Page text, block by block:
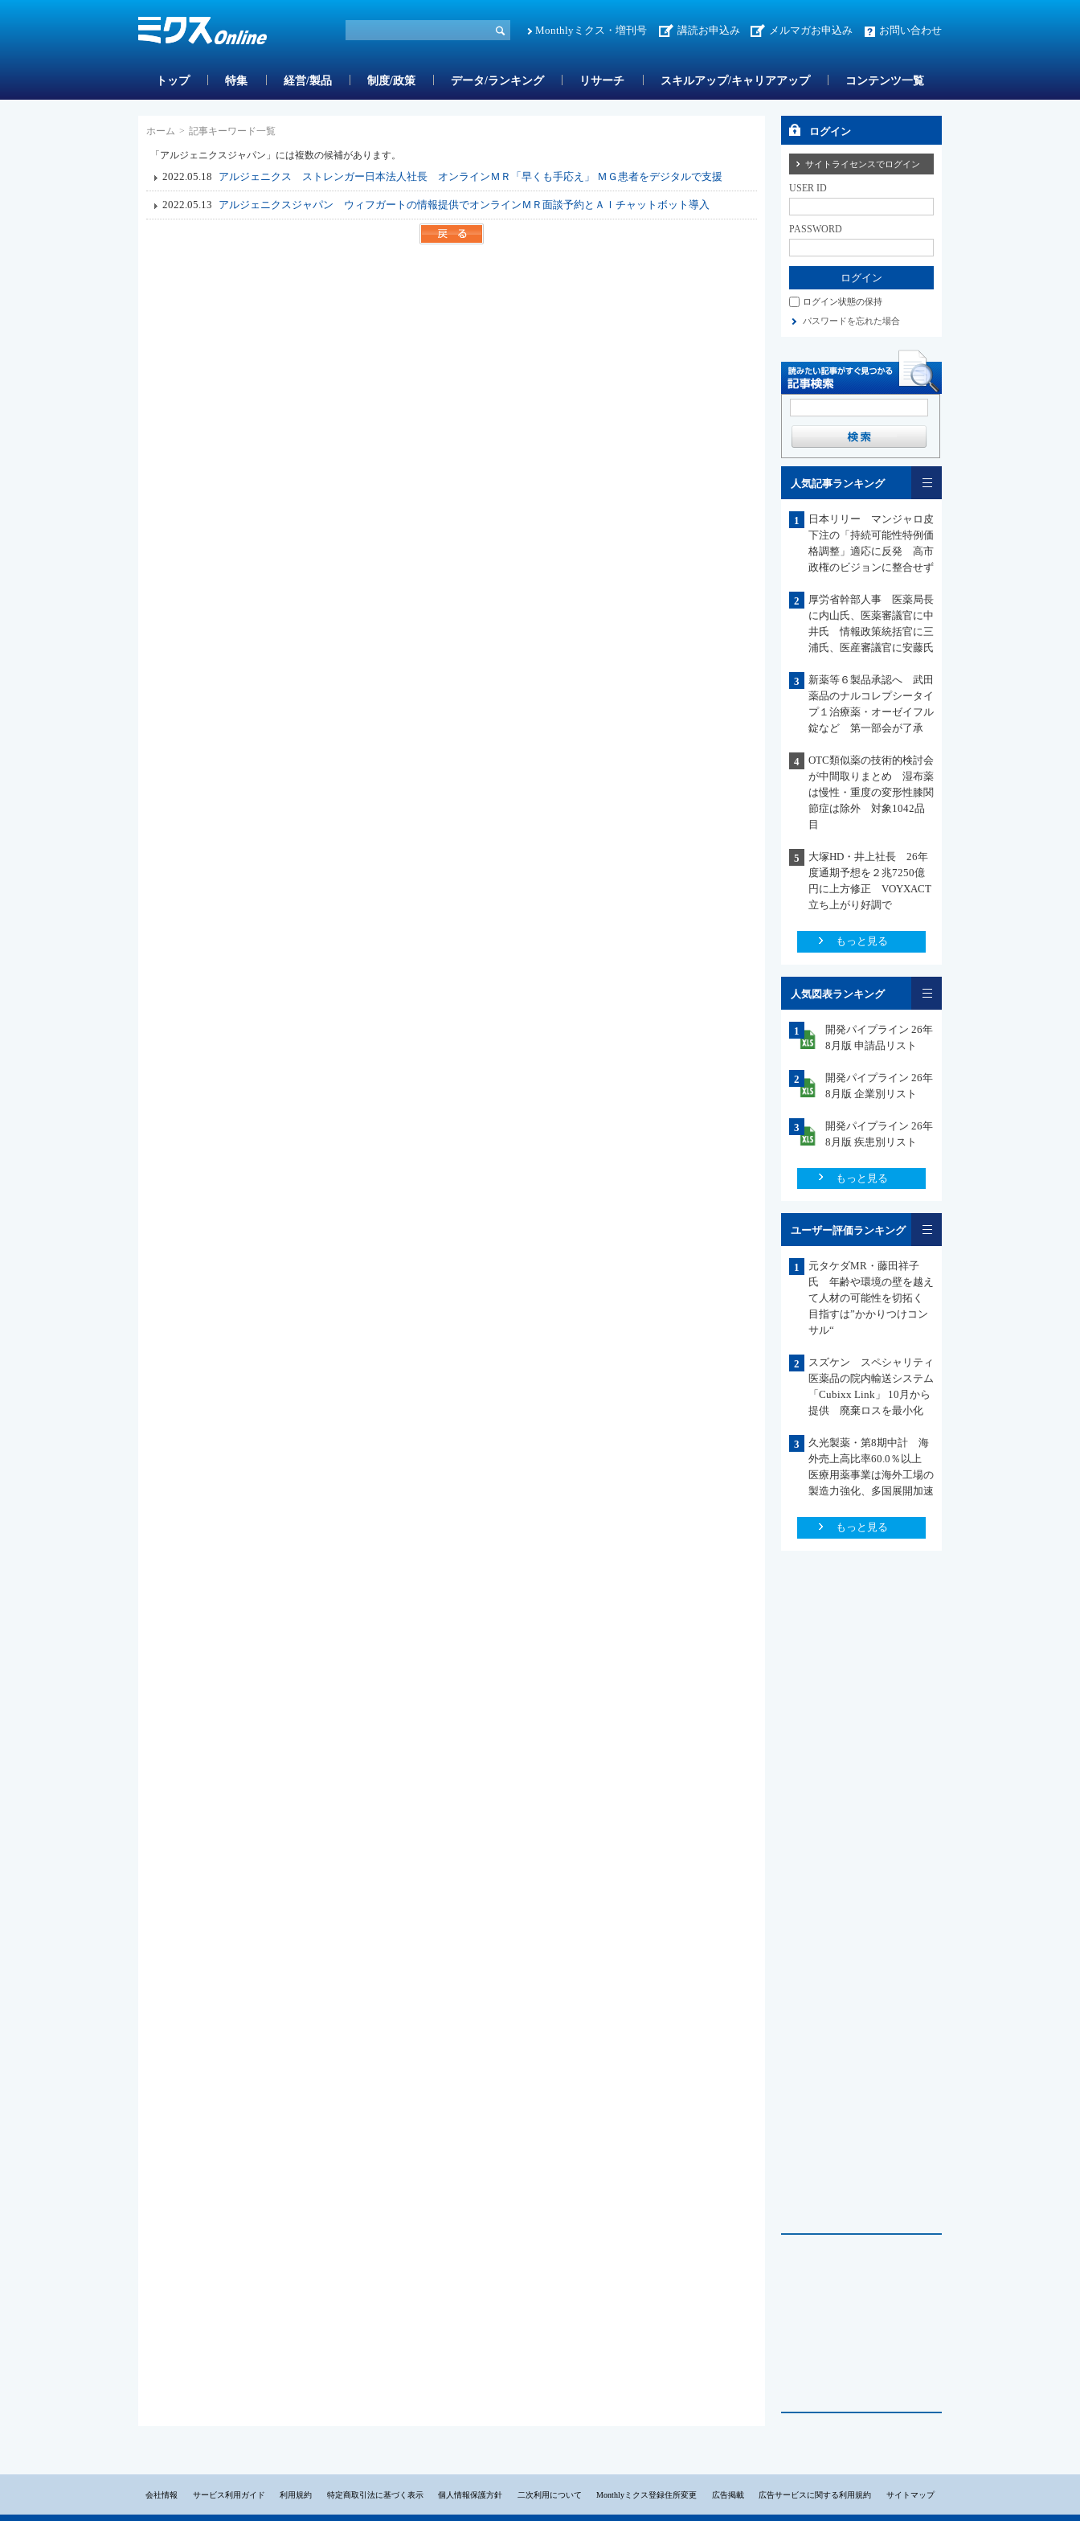
Monthlyミクス・増刊号 講読お申込み メルマガお申込み お問い合わせ
トップ 特集 経営/製品 制度/政策 データ/ランキング リサーチ スキルアップ/キャリアアップ コンテンツ一覧
ホーム > 記事キーワード一覧
「アルジェニクスジャパン」には複数の候補があります。
2022.05.18 アルジェニクス ストレンガー日本法人社長 オンラインＭＲ「早くも手応え」 ＭＧ患者をデジタルで支援
2022.05.13 アルジェニクスジャパン ウィフガートの情報提供でオンラインＭＲ面談予約とＡＩチャットボット導入
ログイン
サイトライセンスでログイン
USER ID
PASSWORD
ログイン状態の保持
パスワードを忘れた場合
人気記事ランキング
1
日本リリー マンジャロ皮
下注の「持続可能性特例価
格調整」適応に反発 高市
政権のビジョンに整合せず
2
厚労省幹部人事 医薬局長
に内山氏、医薬審議官に中
井氏 情報政策統括官に三
浦氏、医産審議官に安藤氏
3
新薬等６製品承認へ 武田
薬品のナルコレプシータイ
プ１治療薬・オーゼイフル
錠など 第一部会が了承
4
OTC類似薬の技術的検討会
が中間取りまとめ 湿布薬
は慢性・重度の変形性膝関
節症は除外 対象1042品
目
5
大塚HD・井上社長 26年
度通期予想を２兆7250億
円に上方修正 VOYXACT
立ち上がり好調で
もっと見る
人気図表ランキング
1
開発パイプライン 26年
8月版 申請品リスト
2
開発パイプライン 26年
8月版 企業別リスト
3
開発パイプライン 26年
8月版 疾患別リスト
もっと見る
ユーザー評価ランキング
1
元タケダMR・藤田祥子
氏 年齢や環境の壁を越え
て人材の可能性を切拓く
目指すは”かかりつけコン
サル“
2
スズケン スペシャリティ
医薬品の院内輸送システム
「Cubixx Link」 10月から
提供 廃棄ロスを最小化
3
久光製薬・第8期中計 海
外売上高比率60.0％以上
医療用薬事業は海外工場の
製造力強化、多国展開加速
もっと見る
会社情報 サービス利用ガイド 利用規約 特定商取引法に基づく表示 個人情報保護方針 二次利用について Monthlyミクス登録住所変更 広告掲載 広告サービスに関する利用規約 サイトマップ